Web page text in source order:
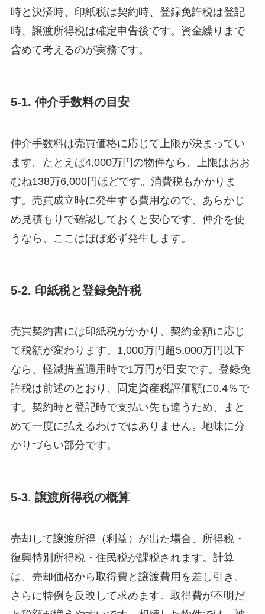
時と決済時、印紙税は契約時、登録免許税は登記
時、譲渡所得税は確定申告後です。資金繰りまで
含めて考えるのが実務です。
5-1. 仲介手数料の目安
仲介手数料は売買価格に応じて上限が決まってい
ます。たとえば4,000万円の物件なら、上限はおお
むね138万6,000円ほどです。消費税もかかりま
す。売買成立時に発生する費用なので、あらかじ
め見積もりで確認しておくと安心です。仲介を使
うなら、ここはほぼ必ず発生します。
5-2. 印紙税と登録免許税
売買契約書には印紙税がかかり、契約金額に応じ
て税額が変わります。1,000万円超5,000万円以下
なら、軽減措置適用時で1万円が目安です。登録免
許税は前述のとおり、固定資産税評価額に0.4％で
す。契約時と登記時で支払い先も違うため、まと
めて一度に払えるわけではありません。地味に分
かりづらい部分です。
5-3. 譲渡所得税の概算
売却して譲渡所得（利益）が出た場合、所得税・
復興特別所得税・住民税が課税されます。計算
は、売却価格から取得費と譲渡費用を差し引き、
さらに特例を反映して求めます。取得費が不明だ